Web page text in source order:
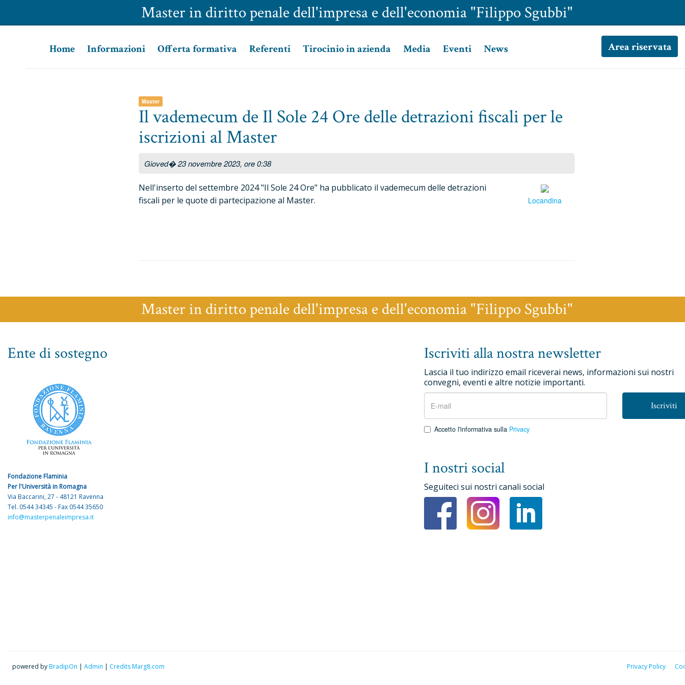
Master in diritto penale dell'impresa e dell'economia "Filippo Sgubbi"
Home Informazioni Offerta formativa Referenti Tirocinio in azienda Media Eventi News Area riservata
Master
Il vademecum de Il Sole 24 Ore delle detrazioni fiscali per le
iscrizioni al Master
Gioved� 23 novembre 2023, ore 0:38
Nell'inserto del settembre 2024 "Il Sole 24 Ore" ha pubblicato il vademecum delle detrazioni
fiscali per le quote di partecipazione al Master.
Locandina
Master in diritto penale dell'impresa e dell'economia "Filippo Sgubbi"
Ente di sostegno
Fondazione Flaminia
Per l'Università in Romagna
Via Baccarini, 27 - 48121 Ravenna
Tel. 0544 34345 - Fax 0544 35650
info@masterpenaleimpresa.it
Iscriviti alla nostra newsletter
Lascia il tuo indirizzo email riceverai news, informazioni sui nostri
convegni, eventi e altre notizie importanti.
Iscriviti
Accetto l'informativa sulla Privacy
I nostri social
Seguiteci sui nostri canali social
powered byBradipOn | Admin | Credits Marg8.com Privacy Policy